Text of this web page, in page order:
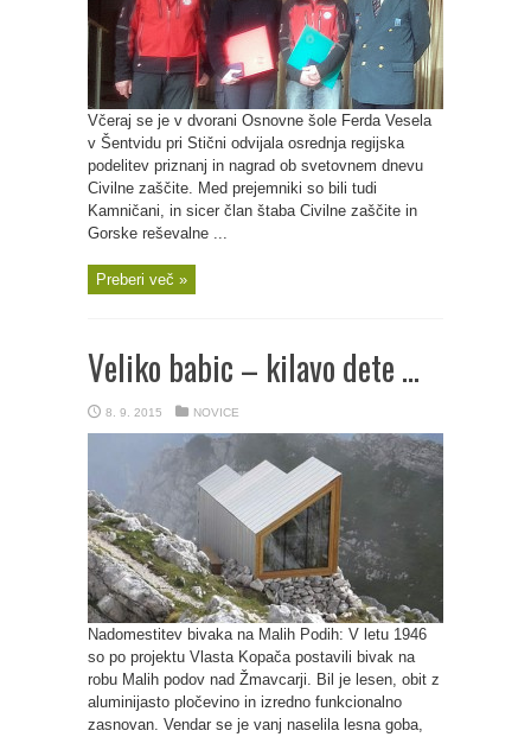
Včeraj se je v dvorani Osnovne šole Ferda Vesela
v Šentvidu pri Stični odvijala osrednja regijska
podelitev priznanj in nagrad ob svetovnem dnevu
Civilne zaščite. Med prejemniki so bili tudi
Kamničani, in sicer član štaba Civilne zaščite in
Gorske reševalne ...
Preberi več »
Veliko babic – kilavo dete …
8. 9. 2015 NOVICE
Nadomestitev bivaka na Malih Podih: V letu 1946
so po projektu Vlasta Kopača postavili bivak na
robu Malih podov nad Žmavcarji. Bil je lesen, obit z
aluminijasto pločevino in izredno funkcionalno
zasnovan. Vendar se je vanj naselila lesna goba,